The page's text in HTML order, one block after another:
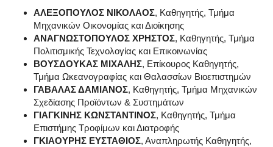
ΑΛΕΞΟΠΟΥΛΟΣ ΝΙΚΟΛΑΟΣ, Καθηγητής, Τμήμα
Μηχανικών Οικονομίας και Διοίκησης
ΑΝΑΓΝΩΣΤΟΠΟΥΛΟΣ ΧΡΗΣΤΟΣ, Καθηγητής, Τμήμα
Πολιτισμικής Τεχνολογίας και Επικοινωνίας
ΒΟΥΣΔΟΥΚΑΣ ΜΙΧΑΛΗΣ, Επίκουρος Καθηγητής,
Τμήμα Ωκεανογραφίας και Θαλασσίων Βιοεπιστημών
ΓΑΒΑΛΑΣ ΔΑΜΙΑΝΟΣ, Καθηγητής, Τμήμα Μηχανικών
Σχεδίασης Προϊόντων & Συστημάτων
ΓΙΑΓΚΙΝΗΣ ΚΩΝΣΤΑΝΤΙΝΟΣ, Καθηγητής, Τμήμα
Επιστήμης Τροφίμων και Διατροφής
ΓΚΙΑΟΥΡΗΣ ΕΥΣΤΑΘΙΟΣ, Αναπληρωτής Καθηγητής,